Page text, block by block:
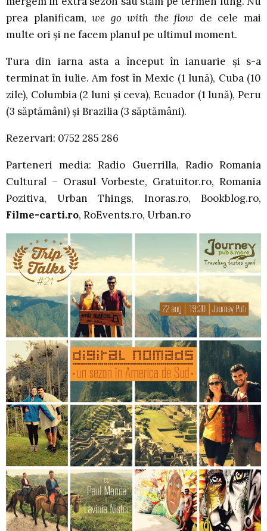
prea planificam,we go with the flow de cele mai
multe ori și ne facem planul pe ultimul moment.
Tura din iarna asta a început în ianuarie și s-a
terminat în iulie. Am fost în Mexic (1 lună), Cuba (10
zile), Columbia (2 luni și ceva), Ecuador (1 lună), Peru
(3 săptămâni) și Brazilia (3 săptămâni).
Rezervari: 0752 285 286
Parteneri media: Radio Guerrilla, Radio Romania
Cultural – Orasul Vorbeste, Gratuitor.ro, Romania
Pozitiva, Urban Things, Inoras.ro, Bookblog.ro,
Filme-carti.ro, RoEvents.ro, Urban.ro